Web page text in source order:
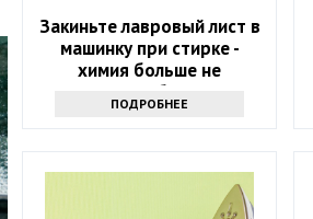
Закиньте лавровый лист в
машинку при стирке -
химия больше не
понадобится
ПОДРОБНЕЕ